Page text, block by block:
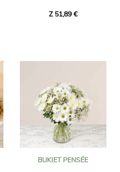
Z 51,89 €
BUKIET PENSÉE